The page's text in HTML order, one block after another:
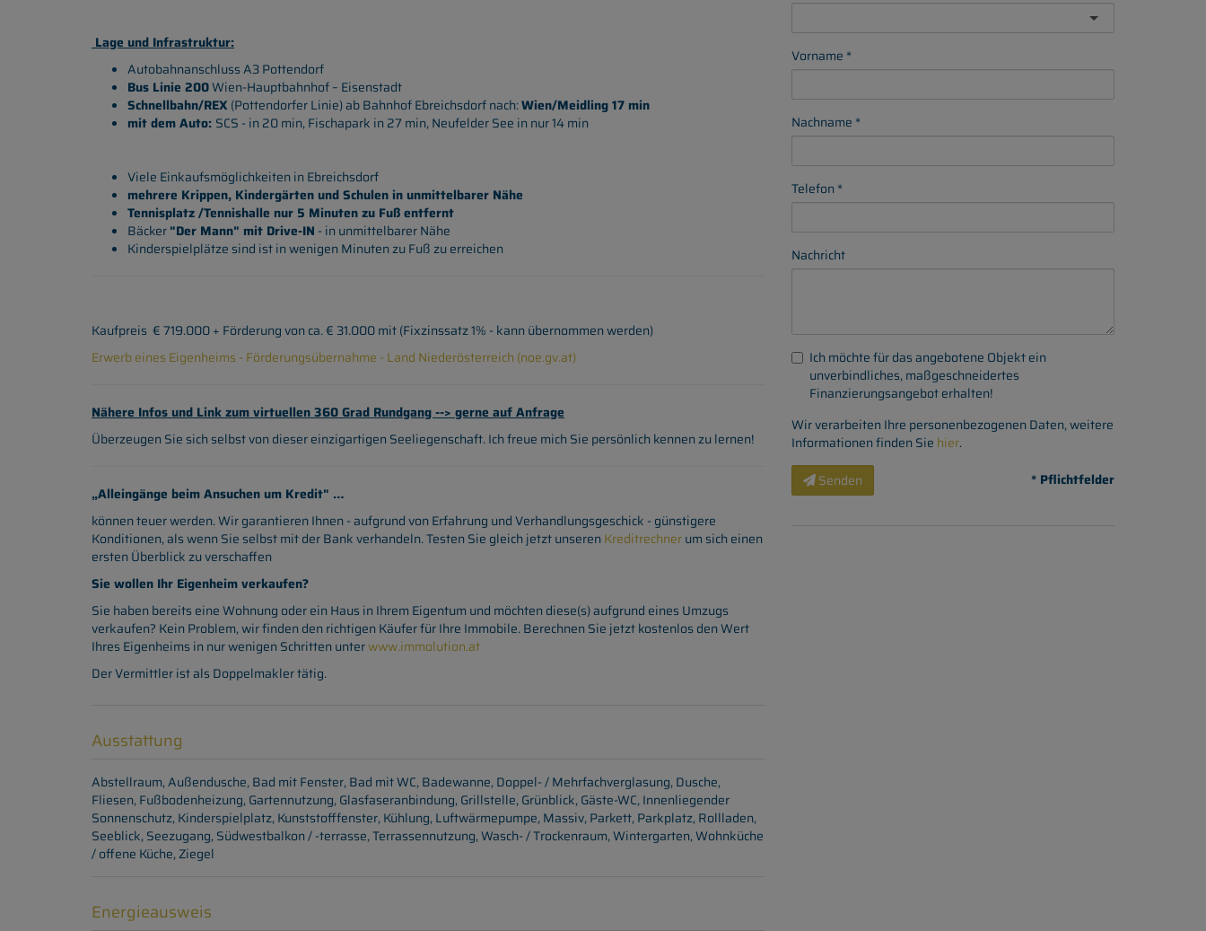
Lage und Infrastruktur:
Autobahnanschluss A3 Pottendorf
Bus Linie 200Wien-Hauptbahnhof – Eisenstadt
Schnellbahn/REX (Pottendorfer Linie) ab Bahnhof Ebreichsdorf nach:Wien/Meidling 17 min
mit dem Auto: SCS - in 20 min, Fischapark in 27 min, Neufelder See in nur 14 min
Viele Einkaufsmöglichkeiten in Ebreichsdorf
mehrere Krippen, Kindergärten und Schulen in unmittelbarer Nähe
Tennisplatz /Tennishalle nur 5 Minuten zu Fuß entfernt
Bäcker"Der Mann" mit Drive-IN - in unmittelbarer Nähe
Kinderspielplätze sind ist in wenigen Minuten zu Fuß zu erreichen
Kaufpreis € 719.000 + Förderung von ca. € 31.000 mit (Fixzinssatz 1% - kann übernommen werden)
Erwerb eines Eigenheims - Förderungsübernahme - Land Niederösterreich (noe.gv.at)
Nähere Infos und Link zum virtuellen 360 Grad Rundgang --> gerne auf Anfrage
Überzeugen Sie sich selbst von dieser einzigartigen Seeliegenschaft. Ich freue mich Sie persönlich kennen zu lernen!
„Alleingänge beim Ansuchen um Kredit" …
können teuer werden. Wir garantieren Ihnen - aufgrund von Erfahrung und Verhandlungsgeschick - günstigere
Konditionen, als wenn Sie selbst mit der Bank verhandeln. Testen Sie gleich jetzt unseren Kreditrechnerum sich einen
ersten Überblick zu verschaffen
Sie wollen Ihr Eigenheim verkaufen?
Sie haben bereits eine Wohnung oder ein Haus in Ihrem Eigentum und möchten diese(s) aufgrund eines Umzugs
verkaufen? Kein Problem, wir finden den richtigen Käufer für Ihre Immobile. Berechnen Sie jetzt kostenlos den Wert
Ihres Eigenheims in nur wenigen Schritten unterwww.immolution.at
Der Vermittler ist als Doppelmakler tätig.
Ausstattung
Abstellraum Außendusche Bad mit Fenster Bad mit WC Badewanne Doppel- / Mehrfachverglasung Dusche
Fliesen Fußbodenheizung Gartennutzung Glasfaseranbindung Grillstelle Grünblick Gäste-WC Innenliegender
Sonnenschutz Kinderspielplatz Kunststofffenster Kühlung Luftwärmepumpe Massiv Parkett Parkplatz Rollladen
Seeblick Seezugang Südwestbalkon / -terrasse Terrassennutzung Wasch- / Trockenraum Wintergarten Wohnküche
/ offene Küche Ziegel
Energieausweis
Vorname
Nachname
Telefon
Nachricht
Ich möchte für das angebotene Objekt ein
unverbindliches, maßgeschneidertes
Finanzierungsangebot erhalten!
Wir verarbeiten Ihre personenbezogenen Daten, weitere
Informationen finden Sie hier.
Senden
* Pflichtfelder